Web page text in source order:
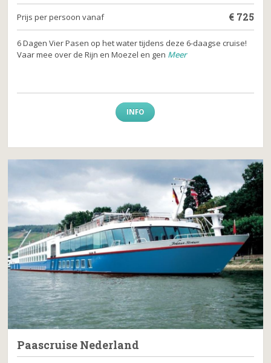
Prijs per persoon vanaf € 725
6 Dagen Vier Pasen op het water tijdens deze 6-daagse cruise!
Vaar mee over de Rijn en Moezel en gen Meer
INFO
Paascruise Nederland